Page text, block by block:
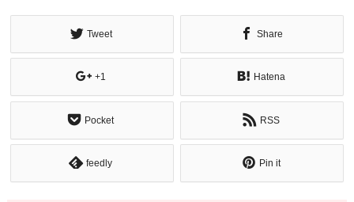
Tweet Share
+1 Hatena
Pocket RSS
feedly Pin it